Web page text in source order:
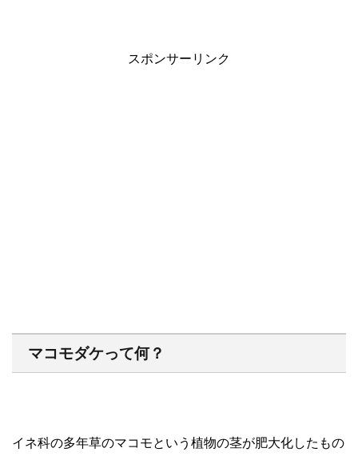
スポンサーリンク
マコモダケって何？
イネ科の多年草のマコモという植物の茎が肥大化したもの